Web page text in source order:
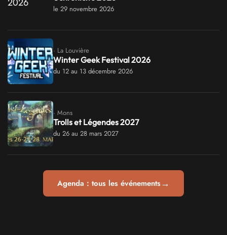
le 29 novembre 2026
· La Louvière
Winter Geek Festival 2026
du 12 au 13 décembre 2026
· Mons
Trolls et Légendes 2027
du 26 au 28 mars 2027
Agenda : tous les événements→